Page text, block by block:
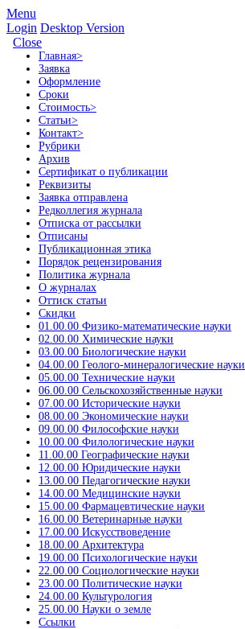
Menu
Login Desktop Version
Close
Главная>
Заявка
Оформление
Сроки
Стоимость>
Статьи>
Контакт>
Рубрики
Архив
Сертификат о публикации
Реквизиты
Заявка отправлена
Редколлегия журнала
Отписка от рассылки
Отписаны
Публикационная этика
Порядок рецензирования
Политика журнала
О журналах
Оттиск статьи
Скидки
01.00.00 Физико-математические науки
02.00.00 Химические науки
03.00.00 Биологические науки
04.00.00 Геолого-минералогические науки
05.00.00 Технические науки
06.00.00 Сельскохозяйственные науки
07.00.00 Исторические науки
08.00.00 Экономические науки
09.00.00 Философские науки
10.00.00 Филологические науки
11.00.00 Географические науки
12.00.00 Юридические науки
13.00.00 Педагогические науки
14.00.00 Медицинские науки
15.00.00 Фармацевтические науки
16.00.00 Ветеринарные науки
17.00.00 Искусствоведение
18.00.00 Архитектура
19.00.00 Психологические науки
22.00.00 Социологические науки
23.00.00 Политические науки
24.00.00 Культурология
25.00.00 Науки о земле
Ссылки